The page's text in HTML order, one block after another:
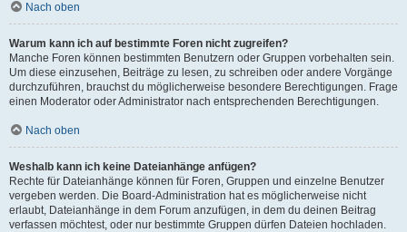
Nach oben
Warum kann ich auf bestimmte Foren nicht zugreifen?
Manche Foren können bestimmten Benutzern oder Gruppen vorbehalten sein.
Um diese einzusehen, Beiträge zu lesen, zu schreiben oder andere Vorgänge
durchzuführen, brauchst du möglicherweise besondere Berechtigungen. Frage
einen Moderator oder Administrator nach entsprechenden Berechtigungen.
Nach oben
Weshalb kann ich keine Dateianhänge anfügen?
Rechte für Dateianhänge können für Foren, Gruppen und einzelne Benutzer
vergeben werden. Die Board-Administration hat es möglicherweise nicht
erlaubt, Dateianhänge in dem Forum anzufügen, in dem du deinen Beitrag
verfassen möchtest, oder nur bestimmte Gruppen dürfen Dateien hochladen.